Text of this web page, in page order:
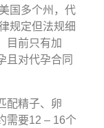
国多个州，代
规定但法规细
目前只有加
且对代孕合同
配精子、卵
需要12 – 16个